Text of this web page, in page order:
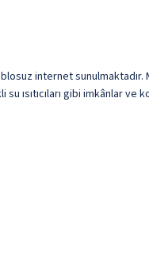
internet
ısıtıcıları gibi imkânlar ve